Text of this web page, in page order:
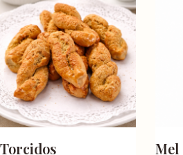
Torcidos Mel